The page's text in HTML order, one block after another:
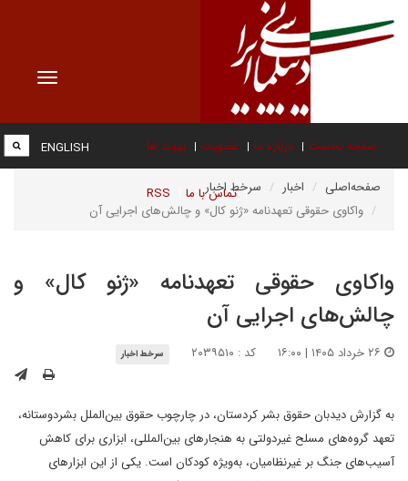
Toggle
صفحه نخست درباره ما عضویت پیوند ها
تماس با ما RSS
ENGLISH
صفحه‌اصلی اخبار
سرخط اخبار
واکاوی حقوقی تعهدنامه «ژنو کال» و چالش‌های اجرایی آن
واکاوی حقوقی تعهدنامه «ژنو کال» و
چالش‌های اجرایی آن
کد : ۲۰۳۹۵۱۰ سرخط اخبار
به گزارش دیدبان حقوق بشر کردستان، در چارچوب حقوق بین‌الملل بشردوستانه،
تعهد گروه‌های مسلح غیردولتی به هنجارهای بین‌المللی، ابزاری برای کاهش
آسیب‌های جنگ بر غیرنظامیان، به‌ویژه کودکان است. یکی از این ابزارهای